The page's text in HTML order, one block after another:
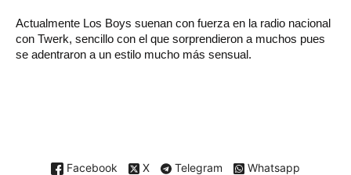
Actualmente Los Boys suenan con fuerza en la radio nacional
con Twerk, sencillo con el que sorprendieron a muchos pues
se adentraron a un estilo mucho más sensual.
Facebook X Telegram Whatsapp